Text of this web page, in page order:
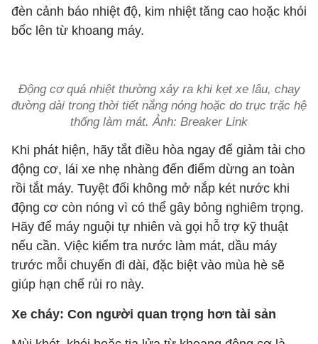
đèn cảnh báo nhiệt độ, kim nhiệt tăng cao hoặc khói
bốc lên từ khoang máy.
Động cơ quá nhiệt thường xảy ra khi kẹt xe lâu, chạy
đường dài trong thời tiết nắng nóng hoặc do trục trặc hệ
thống làm mát. Ảnh: Breaker Link
Khi phát hiện, hãy tắt điều hòa ngay để giảm tải cho
động cơ, lái xe nhẹ nhàng đến điểm dừng an toàn
rồi tắt máy. Tuyệt đối không mở nắp két nước khi
động cơ còn nóng vì có thể gây bỏng nghiêm trọng.
Hãy để máy nguội tự nhiên và gọi hỗ trợ kỹ thuật
nếu cần. Việc kiểm tra nước làm mát, dầu máy
trước mỗi chuyến đi dài, đặc biệt vào mùa hè sẽ
giúp hạn chế rủi ro này.
Xe cháy: Con người quan trọng hơn tài sản